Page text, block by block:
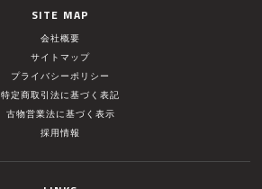
SITE MAP
会社概要
サイトマップ
プライバシーポリシー
特定商取引法に基づく表記
古物営業法に基づく表示
採用情報